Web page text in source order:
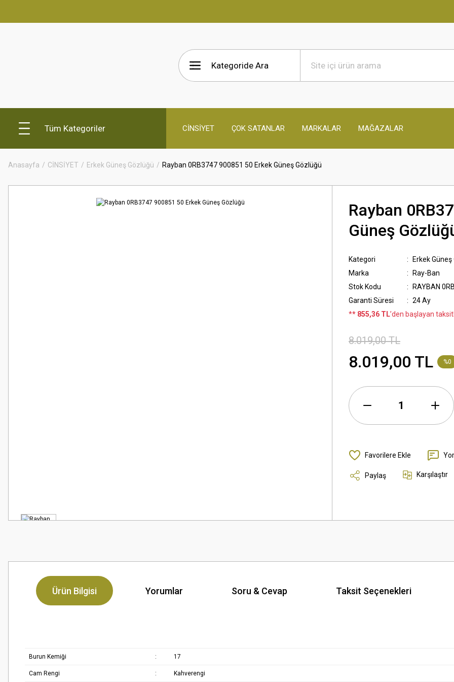
Tüm Kategoriler CİNSİYET ÇOK SATANLAR MARKALAR MAĞAZALAR
Anasayfa CİNSİYET Erkek Güneş Gözlüğü Rayban 0RB3747 900851 50 Erkek Güneş Gözlüğü
Rayban
Güneş
Kategori
Erkek
Marka
Ray-Ban
Stok Kodu
RAYBAN
Garanti Süresi
24 Ay
** 855,36 TL’den başlayan
8.019,00 TL
8.019,00 TL %0
Paylaş Karşılaştır
Ürün Bilgisi Yorumlar Soru & Cevap Taksit Seçenekleri
Burun Kemiği : 17
Cam Rengi : Kahverengi